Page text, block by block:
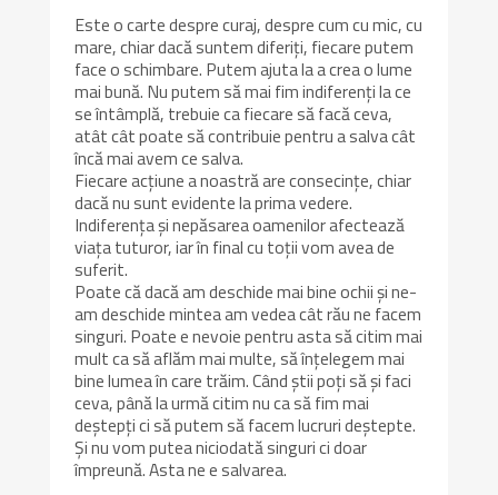
Este o carte despre curaj, despre cum cu mic, cu
mare, chiar dacă suntem diferiți, fiecare putem
face o schimbare. Putem ajuta la a crea o lume
mai bună. Nu putem să mai fim indiferenți la ce
se întâmplă, trebuie ca fiecare să facă ceva,
atât cât poate să contribuie pentru a salva cât
încă mai avem ce salva.
Fiecare acțiune a noastră are consecințe, chiar
dacă nu sunt evidente la prima vedere.
Indiferența și nepăsarea oamenilor afectează
viața tuturor, iar în final cu toții vom avea de
suferit.
Poate că dacă am deschide mai bine ochii și ne-
am deschide mintea am vedea cât rău ne facem
singuri. Poate e nevoie pentru asta să citim mai
mult ca să aflăm mai multe, să înțelegem mai
bine lumea în care trăim. Când știi poți să și faci
ceva, până la urmă citim nu ca să fim mai
deștepți ci să putem să facem lucruri deștepte.
Și nu vom putea niciodată singuri ci doar
împreună. Asta ne e salvarea.